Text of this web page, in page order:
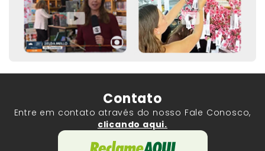
Contato
Entre em contato através do nosso Fale Conosco,
clicando aqui.